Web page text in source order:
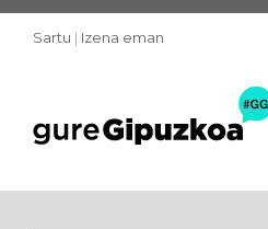
Sartu | Izena eman